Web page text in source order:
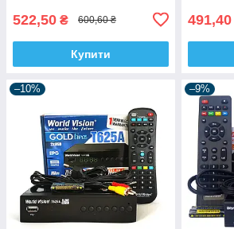
522,50 ₴ 600,60 ₴
Купити
491,40
–10% –9%